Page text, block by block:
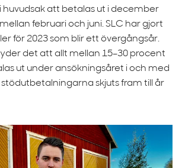
huvudsak att betalas ut i december
februari och juni. SLC har gjort
för 2023 som blir ett övergångsår.
det att allt mellan 15–30 procent
ut under ansökningsåret i och med
skjuts fram till år